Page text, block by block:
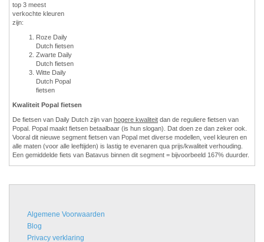
top 3 meest
verkochte kleuren
zijn:
Roze Daily
Dutch fietsen
Zwarte Daily
Dutch fietsen
Witte Daily
Dutch Popal
fietsen
Kwaliteit Popal fietsen
De fietsen van Daily Dutch zijn van hogere kwaliteit dan de reguliere fietsen van
Popal. Popal maakt fietsen betaalbaar (is hun slogan). Dat doen ze dan zeker ook.
Vooral dit nieuwe segment fietsen van Popal met diverse modellen, veel kleuren en
alle maten (voor alle leeftijden) is lastig te evenaren qua prijs/kwaliteit verhouding.
Een gemiddelde fiets van Batavus binnen dit segment = bijvoorbeeld 167% duurder.
Algemene Voorwaarden
Blog
Privacy verklaring